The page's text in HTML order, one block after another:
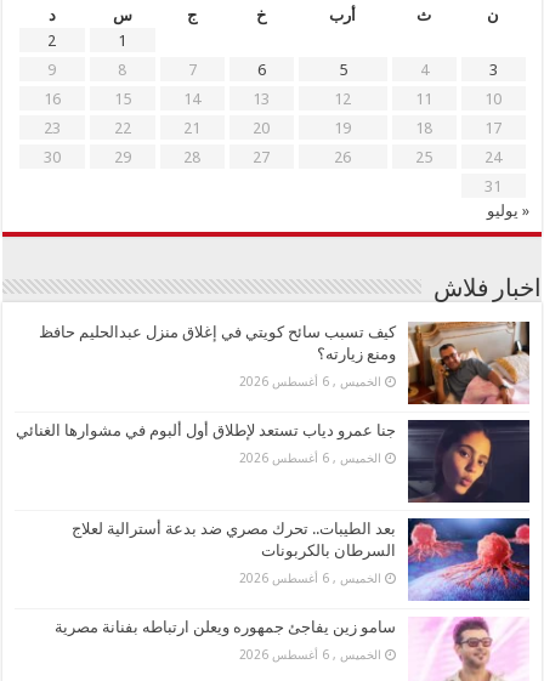
ن
ث أرب خ ج س
د
1
2
3
4
5
6
7
8
9
10
11
12
13
14
15
16
17
18
19
20
21
22
23
24
25
26
27
28
29
30
31
« يوليو
اخبار فلاش
كيف تسبب سائح كويتي في إغلاق منزل عبدالحليم حافظ
ومنع زيارته؟
الخميس , 6 أغسطس 2026
جنا عمرو دياب تستعد لإطلاق أول ألبوم في مشوارها الغنائي
الخميس , 6 أغسطس 2026
بعد الطيبات.. تحرك مصري ضد بدعة أسترالية لعلاج
السرطان بالكربونات
الخميس , 6 أغسطس 2026
سامو زين يفاجئ جمهوره ويعلن ارتباطه بفنانة مصرية
الخميس , 6 أغسطس 2026